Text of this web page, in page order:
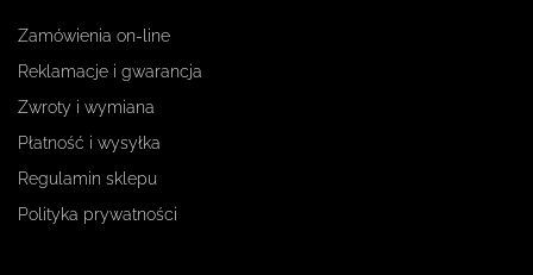
Zamówienia on-line
Reklamacje i gwarancja
Zwroty i wymiana
Płatność i wysyłka
Regulamin sklepu
Polityka prywatności